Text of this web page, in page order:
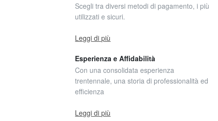
Scegli tra diversi metodi di pagamento, i più
utilizzati e sicuri.
Leggi di più
Esperienza e Affidabilità
Con una consolidata esperienza
trentennale, una storia di professionalità ed
efficienza
Leggi di più